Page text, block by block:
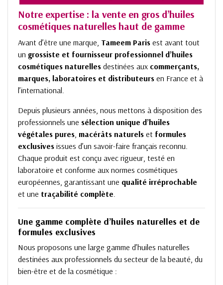
Notre expertise : la vente en gros d’huiles
cosmétiques naturelles haut de gamme
Avant d’être une marque, Tameem Paris est avant tout
un grossiste et fournisseur professionnel d’huiles
cosmétiques naturelles destinées aux commerçants,
marques, laboratoires et distributeurs en France et à
l’international.
Depuis plusieurs années, nous mettons à disposition des
professionnels une sélection unique d’huiles
végétales pures macérâts naturels et formules
exclusives issues d’un savoir-faire français reconnu.
Chaque produit est conçu avec rigueur, testé en
laboratoire et conforme aux normes cosmétiques
européennes, garantissant une qualité irréprochable
et une traçabilité complète
Une gamme complète d’huiles naturelles et de
formules exclusives
Nous proposons une large gamme d’huiles naturelles
destinées aux professionnels du secteur de la beauté, du
bien-être et de la cosmétique :